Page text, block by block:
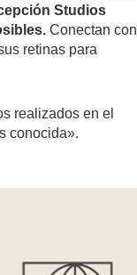
Studios
Conectan con
retinas para
realizados en el
conocida».